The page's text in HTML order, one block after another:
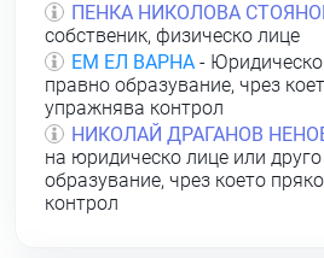
ПЕНКА НИКОЛОВА
собственик, физическо лице
ЕМ ЕЛ ВАРНА -
правно образувание, чрез
упражнява контрол
НИКОЛАЙ ДРАГАНОВ
на юридическо лице или
образувание, чрез което
контрол